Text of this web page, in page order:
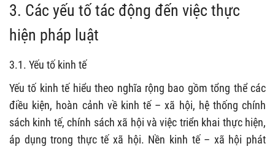
3. Các yếu tố tác động đến việc thực
hiện pháp luật
3.1. Yếu tố kinh tế
Yếu tố kinh tế hiểu theo nghĩa rộng bao gồm tổng thể các
điều kiện, hoàn cảnh về kinh tế – xã hội, hệ thống chính
sách kinh tế, chính sách xã hội và việc triển khai thực hiện,
áp dụng trong thực tế xã hội. Nền kinh tế – xã hội phát